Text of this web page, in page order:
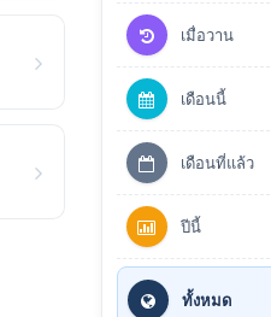
เมื่อวาน
เดือนนี้
เดือนที่แล้ว
ปีนี้
ทั้งหมด